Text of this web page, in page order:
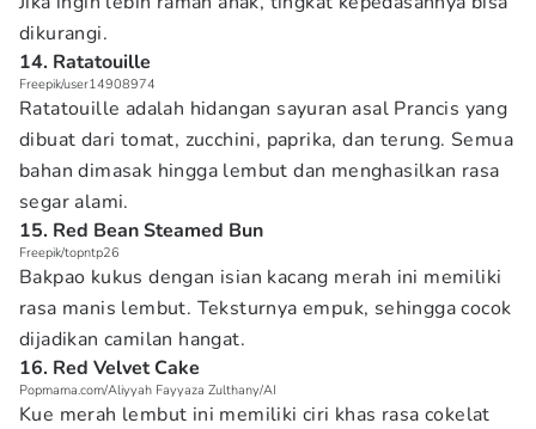
dikurangi.
14. Ratatouille
Freepik/user14908974
Ratatouille adalah hidangan sayuran asal Prancis yang
dibuat dari tomat, zucchini, paprika, dan terung. Semua
bahan dimasak hingga lembut dan menghasilkan rasa
segar alami.
15. Red Bean Steamed Bun
Freepik/topntp26
Bakpao kukus dengan isian kacang merah ini memiliki
rasa manis lembut. Teksturnya empuk, sehingga cocok
dijadikan camilan hangat.
16. Red Velvet Cake
Popmama.com/Aliyyah Fayyaza Zulthany/AI
Kue merah lembut ini memiliki ciri khas rasa cokelat